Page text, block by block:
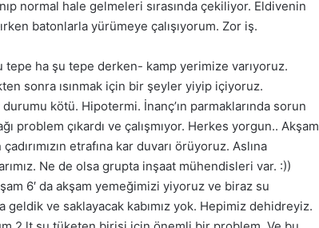
normal hale gelmeleri sırasında çekiliyor. Eldivenin
batonlarla yürümeye çalışıyorum. Zor iş.
ha şu tepe derken- kamp yerimize varıyoruz.
sonra ısınmak için bir şeyler yiyip içiyoruz.
kötü. Hipotermi. İnanç’ın parmaklarında sorun
problem çıkardı ve çalışmıyor. Herkes yorgun.. Akşam
etrafına kar duvarı örüyoruz. Aslına
Ne de olsa grupta inşaat mühendisleri var. :))
6′ da akşam yemeğimizi yiyoruz ve biraz su
geldik ve saklayacak kabımız yok. Hepimiz dehidreyiz.